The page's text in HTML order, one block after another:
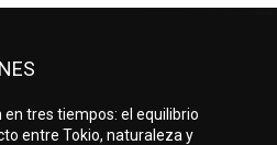
en tres tiempos: el equilibrio
entre Tokio, naturaleza y